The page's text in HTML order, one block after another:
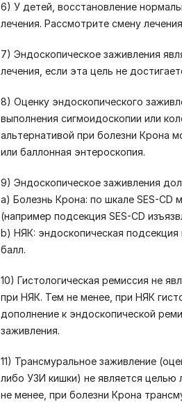
6) У детей, восстановление
лечения. Рассмотрите смену
7) Эндоскопическое заживления
лечения, если эта цель не
8) Оценку эндоскопического
выполнения сигмоидоскопии или
альтернативой при болезни Крона
или баллонная энтероскопия.
9) Эндоскопическое заживления
а) Болезнь Крона: по шкале SES-CD
(например подсекция SES-CD
b) НЯК: эндоскопическая
балл.
10) Гистологическая ремиссия не
при НЯК. Тем не менее, при НЯК
дополнение к эндоскопической
заживления.
11) Трансмуральное заживление
либо УЗИ кишки) не является целью
не менее, при болезни Крона